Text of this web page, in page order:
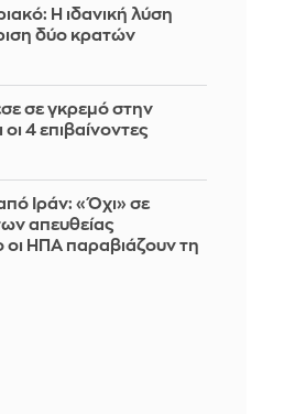
Η ιδανική λύση
δύο κρατών
σε γκρεμό στην
4 επιβαίνοντες
Ιράν: «Όχι» σε
απευθείας
οι ΗΠΑ παραβιάζουν τη